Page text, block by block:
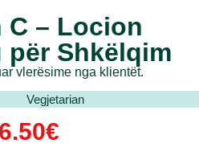
C – Locion
për Shkëlqim
vlerësime nga klientët.
Vegjetarian
€